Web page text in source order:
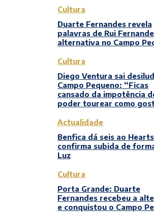
Cultura
Duarte Fernandes revela
palavras de Rui
alternativa no Campo
Cultura
Diego Ventura sai
Campo Pequeno: “Ficas
cansado da impotência
poder tourear como
Actualidade
Benfica dá seis ao
confirma subida de
Luz
Cultura
Porta Grande: Duarte
Fernandes recebeu a
e conquistou o Campo